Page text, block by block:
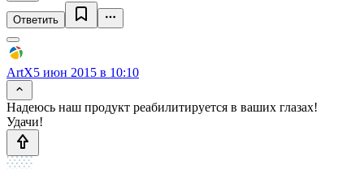
Ответить
ArtX5 июн 2015 в 10:10
Надеюсь наш продукт реабилитируется в ваших глазах!
Удачи!